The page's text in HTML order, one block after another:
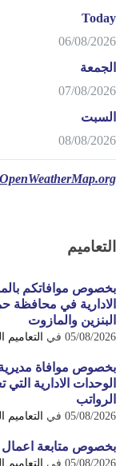
Today
06/08/2026
الجمعة
07/08/2026
السبت
08/08/2026
OpenWeatherMap.org
التعاميم
بخصوص موافاتكم
الادارية في محافظة
البنزين والمازوت
05/08/2026 في التعاميم
بخصوص موافاة
الوحدات الادارية
الرواتب
05/08/2026 في التعاميم
بخصوص متابعة اعمال
05/08/2026 في التعاميم